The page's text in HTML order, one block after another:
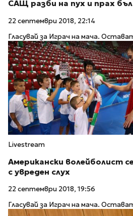
САЩ разби на пух и прах
22 септември 2018, 22:14
Гласувай за Играч на мача.
Livestream
Американски волейболист
с увреден слух
22 септември 2018, 19:56
Гласувай за Играч на мача.